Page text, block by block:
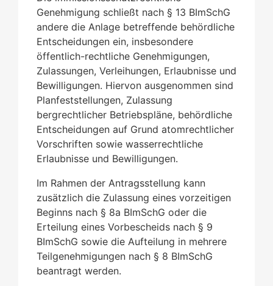
Genehmigung schließt nach § 13 BImSchG
andere die Anlage betreffende behördliche
Entscheidungen ein, insbesondere
öffentlich-rechtliche Genehmigungen,
Zulassungen, Verleihungen, Erlaubnisse und
Bewilligungen. Hiervon ausgenommen sind
Planfeststellungen, Zulassung
bergrechtlicher Betriebspläne, behördliche
Entscheidungen auf Grund atomrechtlicher
Vorschriften sowie wasserrechtliche
Erlaubnisse und Bewilligungen.
Im Rahmen der Antragsstellung kann
zusätzlich die Zulassung eines vorzeitigen
Beginns nach § 8a BImSchG oder die
Erteilung eines Vorbescheids nach § 9
BImSchG sowie die Aufteilung in mehrere
Teilgenehmigungen nach § 8 BImSchG
beantragt werden.